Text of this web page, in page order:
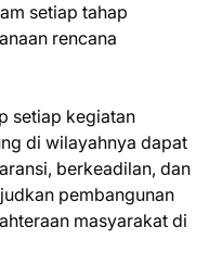
setiap tahap
rencana
setiap kegiatan
di wilayahnya dapat
berkeadilan, dan
pembangunan
masyarakat di